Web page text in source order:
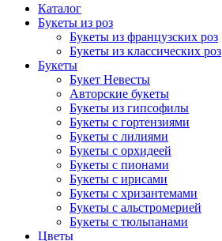
Каталог
Букеты из роз
Букеты из французских роз
Букеты из классических роз
Букеты
Букет Невесты
Авторские букеты
Букеты из гипсофилы
Букеты с гортензиями
Букеты с лилиями
Букеты с орхидеей
Букеты с пионами
Букеты с ирисами
Букеты с хризантемами
Букеты с альстромерией
Букеты с тюльпанами
Цветы